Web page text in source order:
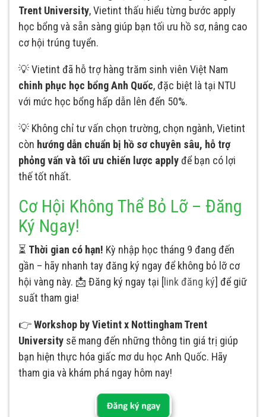
Trent University, Vietint thấu hiểu từng bước apply
học bổng và sẵn sàng giúp bạn tối ưu hồ sơ, nâng cao
cơ hội trúng tuyển.
💡 Vietint đã hỗ trợ hàng trăm sinh viên Việt Nam
chinh phục học bổng Anh Quốc, đặc biệt là tại NTU
với mức học bổng hấp dẫn lên đến 50%.
💡 Không chỉ tư vấn chọn trường, chọn ngành, Vietint
còn hướng dẫn chuẩn bị hồ sơ chuyên sâu, hỗ trợ
phỏng vấn và tối ưu chiến lược applyđể bạn có lợi
thế tốt nhất.
Cơ Hội Không Thể Bỏ Lỡ – Đăng
Ký Ngay!
⏳ Thời gian có hạn! Kỳ nhập học tháng 9 đang đến
gần – hãy nhanh tay đăng ký ngay để không bỏ lỡ cơ
hội vàng này. 📩 Đăng ký ngay tại [link đăng ký] để giữ
suất tham gia!
👉Workshop by Vietint x Nottingham Trent
University sẽ mang đến những thông tin giá trị giúp
bạn hiện thực hóa giấc mơ du học Anh Quốc. Hãy
tham gia và khám phá ngay hôm nay!